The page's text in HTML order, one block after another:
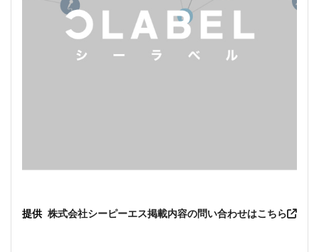
提供 株式会社シーピーエス掲載内容の問い合わせはこちら